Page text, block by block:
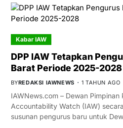
Kabar IAW
DPP IAW Tetapkan
Barat Periode 2025-2028
BYREDAKSI IAWNEWS 1 TAHUN AGO
IAWNews.com – Dewan Pimpinan
Accountability Watch (IAW)
susunan pengurus baru untuk